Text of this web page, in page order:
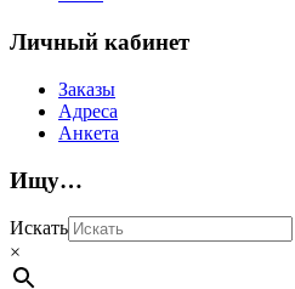
Личный кабинет
Заказы
Адреса
Анкета
Ищу…
Искать
×